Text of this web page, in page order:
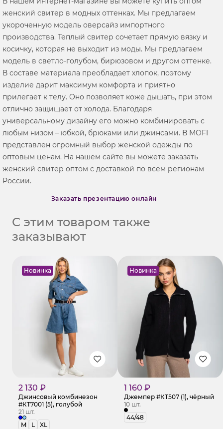
женский свитер в модных оттенках. Мы предлагаем
укороченную модель оверсайз импортного
производства. Теплый свитер сочетает прямую вязку и
косичку, которая не выходит из моды. Мы предлагаем
модель в светло-голубом, бирюзовом и другом оттенке.
В составе материала преобладает хлопок, поэтому
изделие дарит максимум комфорта и приятно
прилегает к телу. Оно позволяет коже дышать, при этом
отлично защищает от холода. Благодаря
универсальному дизайну его можно комбинировать с
любым низом – юбкой, брюками или джинсами. В MOFI
представлен огромный выбор женской одежды по
оптовым ценам. На нашем сайте вы можете заказать
женский свитер оптом с доставкой по всем регионам
России.
Заказать презентацию онлайн
С этим товаром также
заказывают
Новинка
2 130 ₽
Джинсовый комбинезон
#КТ7001 (5), голубой
21 шт.
M
L XL
Новинка
1 160 ₽
Джемпер #КТ507 (1), чёрный
10 шт.
44/48